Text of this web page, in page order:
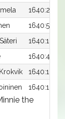
1640:2
1640:5
1640:12
1640:4
1640:10
1640:1
the